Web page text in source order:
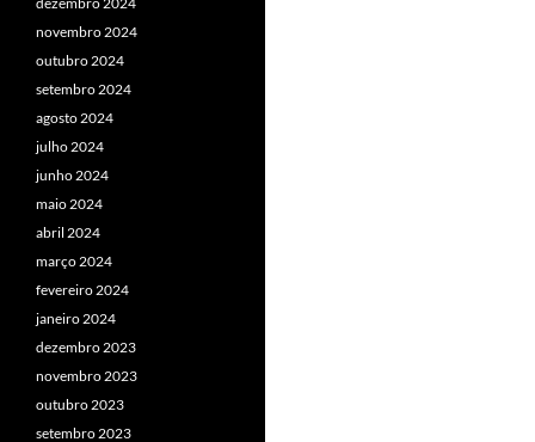
novembro 2024
outubro 2024
setembro 2024
agosto 2024
julho 2024
junho 2024
maio 2024
abril 2024
março 2024
fevereiro 2024
janeiro 2024
dezembro 2023
novembro 2023
outubro 2023
setembro 2023